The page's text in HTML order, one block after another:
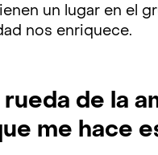
un lugar en el
nos enriquece.
rueda de la
me hace